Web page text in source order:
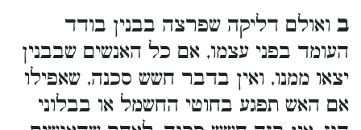
ב ואולם דליקה שפרצה בבנין בודד
העומד בפני עצמו, אם כל האנשים שבבנין
יצאו ממנו, ואין בדבר חשש סכנה, שאפילו
אם האש תפגע בחוטי החשמל או בבלוני